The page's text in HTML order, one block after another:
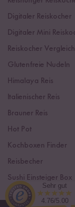
Digitaler Reiskocher
Digitaler Mini
Reiskocher Vergleich
Glutenfreie Nudeln
Himalaya Reis
Italienischer Reis
Brauner Reis
Hot Pot
Kochboxen Finder
Reisbecher
Sushi Einsteiger Box
Sehr gut
4.76/5.00